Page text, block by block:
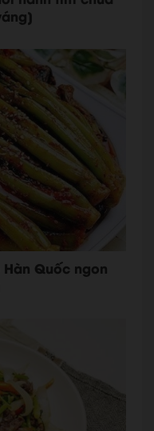
Quốc ngon